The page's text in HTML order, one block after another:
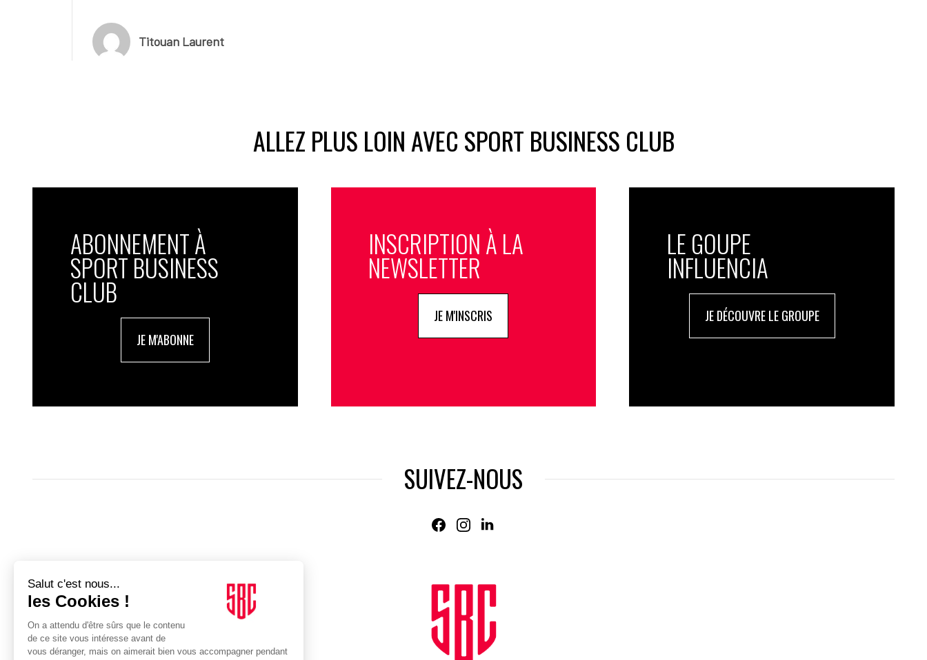
Titouan Laurent
ALLEZ PLUS LOIN AVEC SPORT BUSINESS CLUB
ABONNEMENT À
SPORT BUSINESS
CLUB
JE M'ABONNE
INSCRIPTION À LA
NEWSLETTER
JE M'INSCRIS
LE GOUPE
INFLUENCIA
JE DÉCOUVRE LE GROUPE
SUIVEZ-NOUS